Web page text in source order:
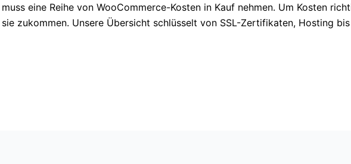
eine Reihe von WooCommerce-Kosten in Kauf nehmen. Um Kosten
zukommen. Unsere Übersicht schlüsselt von SSL-Zertifikaten, Hosting